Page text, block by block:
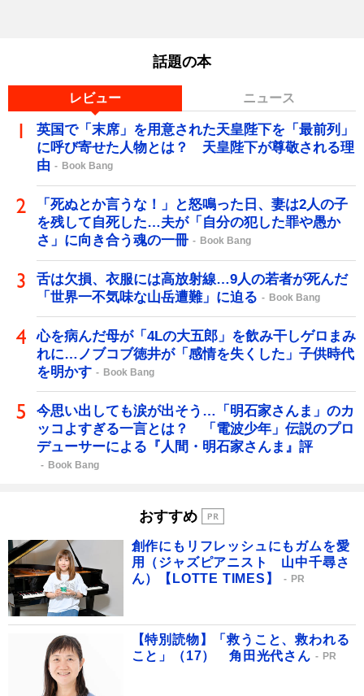
話題の本
レビュー ニュース
英国で「末席」を用意された天皇陛下を「最前列」
に呼び寄せた人物とは？ 天皇陛下が尊敬される理
由
Book Bang
「死ぬとか言うな！」と怒鳴った日、妻は2人の子
を残して自死した…夫が「自分の犯した罪や愚か
さ」に向き合う魂の一冊
Book Bang
舌は欠損、衣服には高放射線…9人の若者が死んだ
「世界一不気味な山岳遭難」に迫る
Book Bang
心を病んだ母が「4Lの大五郎」を飲み干しゲロまみ
れに…ノブコブ徳井が「感情を失くした」子供時代
を明かす
Book Bang
今思い出しても涙が出そう…「明石家さんま」のカ
ッコよすぎる一言とは？ 「電波少年」伝説のプロ
デューサーによる『人間・明石家さんま』評
Book Bang
おすすめ
創作にもリフレッシュにもガムを愛
用（ジャズピアニスト 山中千尋さ
ん）【LOTTE TIMES】
PR
【特別読物】「救うこと、救われる
こと」（17） 角田光代さん
PR